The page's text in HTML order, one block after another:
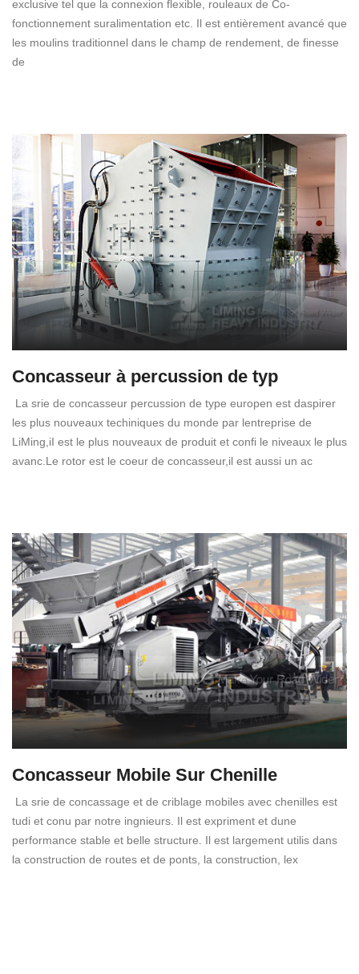
exclusive tel que la connexion flexible, rouleaux de Co-
fonctionnement suralimentation etc. Il est entièrement avancé que
les moulins traditionnel dans le champ de rendement, de finesse
de
Concasseur à percussion de typ
La srie de concasseur percussion de type europen est daspirer
les plus nouveaux techiniques du monde par lentreprise de
LiMing,iI est le plus nouveaux de produit et confi le niveaux le plus
avanc.Le rotor est le coeur de concasseur,il est aussi un ac
Concasseur Mobile Sur Chenille
La srie de concassage et de criblage mobiles avec chenilles est
tudi et conu par notre ingnieurs. Il est expriment et dune
performance stable et belle structure. Il est largement utilis dans
la construction de routes et de ponts, la construction, lex